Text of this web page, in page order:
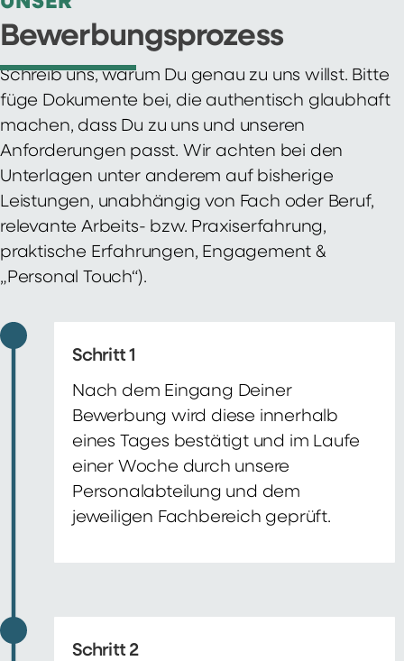
Bewerbungsprozess
Schreib uns, warum Du genau zu uns willst. Bitte
füge Dokumente bei, die authentisch glaubhaft
machen, dass Du zu uns und unseren
Anforderungen passt. Wir achten bei den
Unterlagen unter anderem auf bisherige
Leistungen, unabhängig von Fach oder Beruf,
relevante Arbeits- bzw. Praxiserfahrung,
praktische Erfahrungen, Engagement &
„Personal Touch“).
Schritt 1
Nach dem Eingang Deiner
Bewerbung wird diese innerhalb
eines Tages bestätigt und im Laufe
einer Woche durch unsere
Personalabteilung und dem
jeweiligen Fachbereich geprüft.
Schritt 2